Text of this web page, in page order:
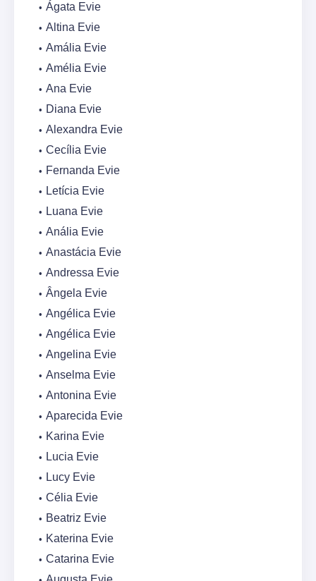
Ágata Evie
Altina Evie
Amália Evie
Amélia Evie
Ana Evie
Diana Evie
Alexandra Evie
Cecília Evie
Fernanda Evie
Letícia Evie
Luana Evie
Anália Evie
Anastácia Evie
Andressa Evie
Ângela Evie
Angélica Evie
Angélica Evie
Angelina Evie
Anselma Evie
Antonina Evie
Aparecida Evie
Karina Evie
Lucia Evie
Lucy Evie
Célia Evie
Beatriz Evie
Katerina Evie
Catarina Evie